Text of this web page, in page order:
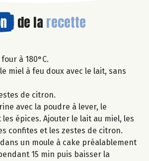
de la recette
à 180°C.
miel à feu doux avec le lait, sans
de citron.
avec la poudre à lever, le
épices. Ajouter le lait au miel, les
confites et les zestes de citron.
un moule à cake préalablement
15 min puis baisser la